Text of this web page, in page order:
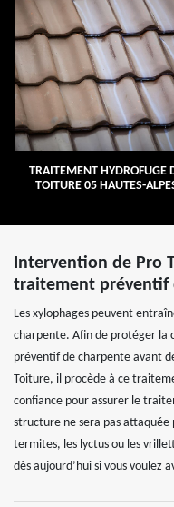
TRAITEMENT HYDROFUGE
TOITURE 05 HAUTES-
Intervention de Pro
traitement préventif
Les xylophages peuvent
charpente. Afin de protéger
préventif de charpente avant
Toiture, il procède à ce
confiance pour assurer le
structure ne sera pas attaquée
termites, les lyctus ou les
dès aujourd’hui si vous voulez